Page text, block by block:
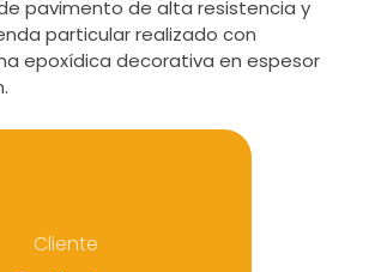
pavimento de alta resistencia y
particular realizado con
epoxídica decorativa en espesor
Cliente